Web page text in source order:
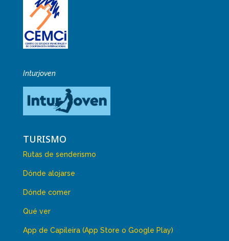
Inturjoven
TURISMO
Rutas de senderismo
Dónde alojarse
Dónde comer
Qué ver
App de Capileira (App Store o Google Play)